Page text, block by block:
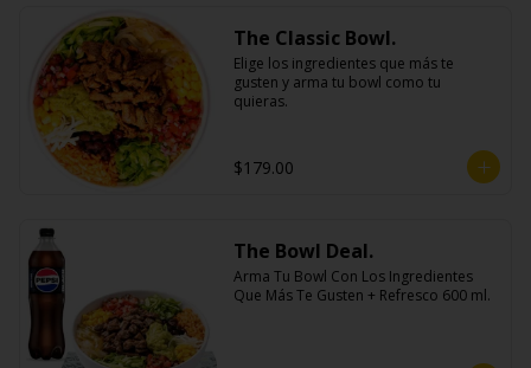
The Classic Bowl.
Elige los ingredientes que más te
gusten y arma tu bowl como tu
quieras.
$179.00
The Bowl Deal.
Arma Tu Bowl Con Los Ingredientes
Que Más Te Gusten + Refresco 600 ml.